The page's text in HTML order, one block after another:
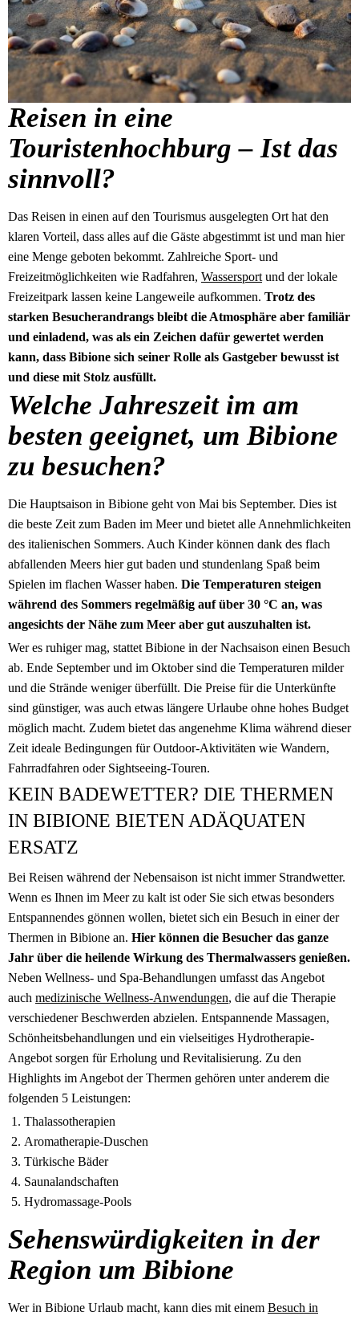
Reisen in eine
Touristenhochburg – Ist das
sinnvoll?
Das Reisen in einen auf den Tourismus ausgelegten Ort hat den
klaren Vorteil, dass alles auf die Gäste abgestimmt ist und man hier
eine Menge geboten bekommt. Zahlreiche Sport- und
Freizeitmöglichkeiten wie Radfahren, Wassersport und der lokale
Freizeitpark lassen keine Langeweile aufkommen. Trotz des
starken Besucherandrangs bleibt die Atmosphäre aber familiär
und einladend, was als ein Zeichen dafür gewertet werden
kann, dass Bibione sich seiner Rolle als Gastgeber bewusst ist
und diese mit Stolz ausfüllt.
Welche Jahreszeit im am
besten geeignet, um Bibione
zu besuchen?
Die Hauptsaison in Bibione geht von Mai bis September. Dies ist
die beste Zeit zum Baden im Meer und bietet alle Annehmlichkeiten
des italienischen Sommers. Auch Kinder können dank des flach
abfallenden Meers hier gut baden und stundenlang Spaß beim
Spielen im flachen Wasser haben. Die Temperaturen steigen
während des Sommers regelmäßig auf über 30 °C an, was
angesichts der Nähe zum Meer aber gut auszuhalten ist.
Wer es ruhiger mag, stattet Bibione in der Nachsaison einen Besuch
ab. Ende September und im Oktober sind die Temperaturen milder
und die Strände weniger überfüllt. Die Preise für die Unterkünfte
sind günstiger, was auch etwas längere Urlaube ohne hohes Budget
möglich macht. Zudem bietet das angenehme Klima während dieser
Zeit ideale Bedingungen für Outdoor-Aktivitäten wie Wandern,
Fahrradfahren oder Sightseeing-Touren.
KEIN BADEWETTER? DIE THERMEN
IN BIBIONE BIETEN ADÄQUATEN
ERSATZ
Bei Reisen während der Nebensaison ist nicht immer Strandwetter.
Wenn es Ihnen im Meer zu kalt ist oder Sie sich etwas besonders
Entspannendes gönnen wollen, bietet sich ein Besuch in einer der
Thermen in Bibione an. Hier können die Besucher das ganze
Jahr über die heilende Wirkung des Thermalwassers genießen.
Neben Wellness- und Spa-Behandlungen umfasst das Angebot
auch medizinische Wellness-Anwendungen, die auf die Therapie
verschiedener Beschwerden abzielen. Entspannende Massagen,
Schönheitsbehandlungen und ein vielseitiges Hydrotherapie-
Angebot sorgen für Erholung und Revitalisierung. Zu den
Highlights im Angebot der Thermen gehören unter anderem die
folgenden 5 Leistungen:
Thalassotherapien
Aromatherapie-Duschen
Türkische Bäder
Saunalandschaften
Hydromassage-Pools
Sehenswürdigkeiten in der
Region um Bibione
Wer in Bibione Urlaub macht, kann dies mit einem Besuch in